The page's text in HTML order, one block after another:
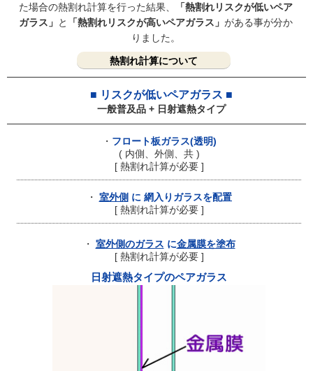
た場合の熱割れ計算を行った結果、
「熱割れリスクが低いペア
ガラス」 と 「熱割れリスクが高いペアガラス」がある事が分か
りました。
熱割れ計算について
■ リスクが低いペアガラス ■
一般普及品 + 日射遮熱タイプ
・ フロート板ガラス(透明)
( 内側、外側、共 )
[ 熱割れ計算が必要 ]
・ 室外側 に 網入りガラスを配置
[ 熱割れ計算が必要 ]
・ 室外側のガラス に金属膜を塗布
[ 熱割れ計算が必要 ]
日射遮熱タイプのペアガラス